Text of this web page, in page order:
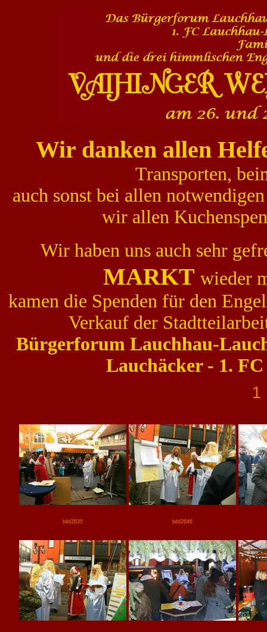
Wir danken allen
Transporten,
auch sonst bei allen
wir allen
Wir haben uns auch sehr
MARKT wieder
kamen die Spenden für den
Verkauf der
Bürgerforum Lauchhau-
Lauchäcker - 1.
bild2635 bild2646